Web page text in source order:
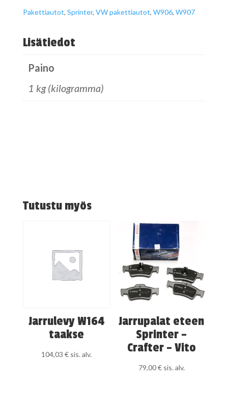
Pakettiautot, Sprinter, VW pakettiautot, W906, W907
Lisätiedot
Paino
1 kg (kilogramma)
Tutustu myös
Jarrulevy W164
taakse
104,03€ sis. alv.
Jarrupalat eteen
Sprinter –
Crafter – Vito
79,00€ sis. alv.